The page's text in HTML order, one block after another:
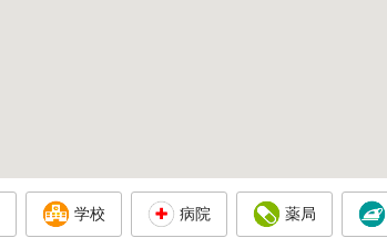
学校 病院 薬局